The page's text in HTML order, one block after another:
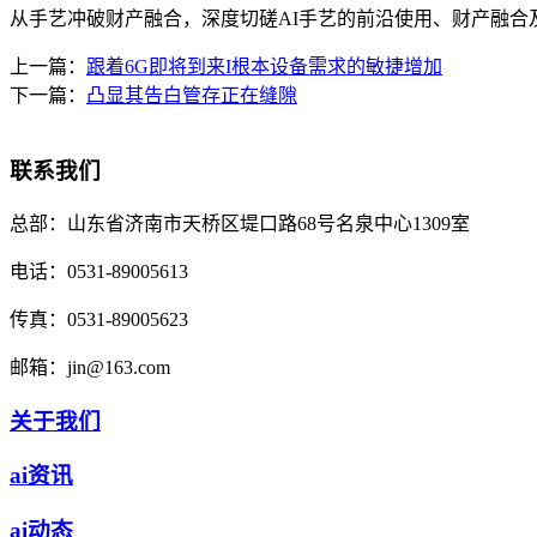
从手艺冲破财产融合，深度切磋AI手艺的前沿使用、财产融合
上一篇： 跟着6G即将到来I根本设备需求的敏捷增加
下一篇： 凸显其告白管存正在缝隙
联系我们
总部： 山东省济南市天桥区堤口路68号名泉中心1309室
电话： 0531-89005613
传真： 0531-89005623
邮箱： jin@163.com
关于我们
ai资讯
ai动态